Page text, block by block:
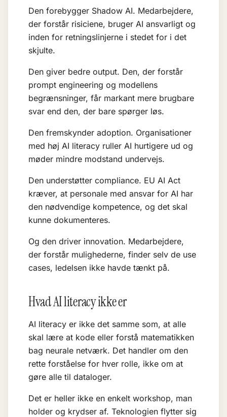
Den forebygger Shadow AI. Medarbejdere,
der forstår risiciene, bruger AI ansvarligt og
inden for retningslinjerne i stedet for i det
skjulte.
Den giver bedre output. Den, der forstår
prompt engineering og modellens
begrænsninger, får markant mere brugbare
svar end den, der bare spørger løs.
Den fremskynder adoption. Organisationer
med høj AI literacy ruller AI hurtigere ud og
møder mindre modstand undervejs.
Den understøtter compliance. EU AI Act
kræver, at personale med ansvar for AI har
den nødvendige kompetence, og det skal
kunne dokumenteres.
Og den driver innovation. Medarbejdere,
der forstår mulighederne, finder selv de use
cases, ledelsen ikke havde tænkt på.
Hvad AI literacy ikke er
AI literacy er ikke det samme som, at alle
skal lære at kode eller forstå matematikken
bag neurale netværk. Det handler om den
rette forståelse for hver rolle, ikke om at
gøre alle til dataloger.
Det er heller ikke en enkelt workshop, man
holder og krydser af. Teknologien flytter sig